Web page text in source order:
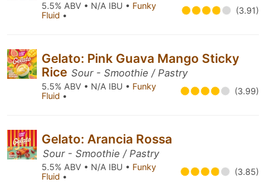
5.5% ABV • N/A IBU • Funky
Fluid • (3.91)
Gelato: Pink Guava Mango Sticky
Rice Sour - Smoothie / Pastry
5.5% ABV • N/A IBU • Funky
Fluid • (3.99)
Gelato: Arancia Rossa
Sour - Smoothie / Pastry
5.5% ABV • N/A IBU • Funky
Fluid • (3.85)